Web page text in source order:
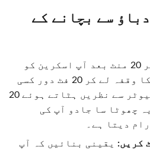
سے بچانے کے
ہر 20 منٹ بعد آپ اسکرین کو
دیکھتے ہیں، 20 سیکنڈ کا وقفہ لے کر 20 فٹ دور کسی
چیز کو دیکھیں اور کمپیوٹر سے نظریں ہٹاتے ہوئے 20
چھوٹا سا جادو آپ کی
دیتا ہے۔
کریں: یقینی بنائیں کہ آپ